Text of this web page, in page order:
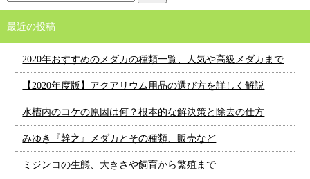
最近の投稿
2020年おすすめのメダカの種類一覧、人気や高級メダカまで
【2020年度版】アクアリウム用品の選び方を詳しく解説
水槽内のコケの原因は何？根本的な解決策と除去の仕方
みゆき『幹之』メダカとその種類、販売など
ミジンコの生態、大きさや飼育から繁殖まで